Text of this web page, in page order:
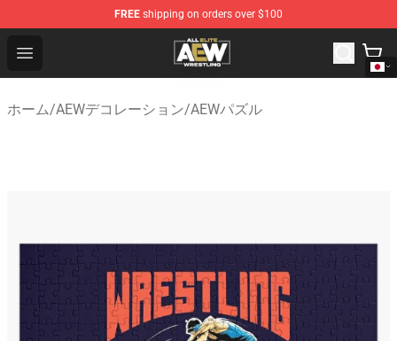
FREE shipping on orders over $100
Open menu
Aew Shop ⚡️ Official Aew Merchandise Store
ホーム/AEWデコレーション/AEWパズル